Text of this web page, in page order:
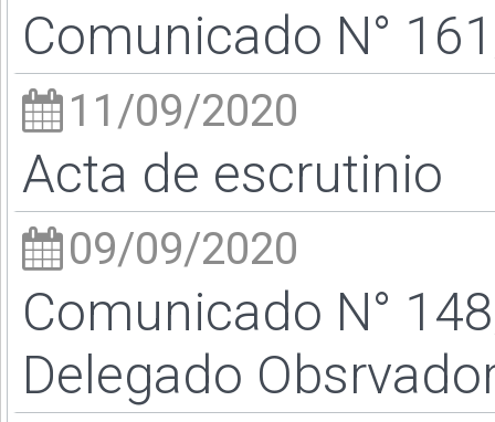
Comunicado N°
11/09/2020
Acta de escrutinio
09/09/2020
Comunicado N°
Delegado